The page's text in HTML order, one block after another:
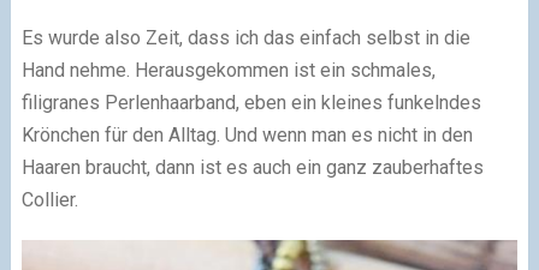
Es wurde also Zeit, dass ich das einfach selbst in die
Hand nehme. Herausgekommen ist ein schmales,
filigranes Perlenhaarband, eben ein kleines funkelndes
Krönchen für den Alltag. Und wenn man es nicht in den
Haaren braucht, dann ist es auch ein ganz zauberhaftes
Collier.